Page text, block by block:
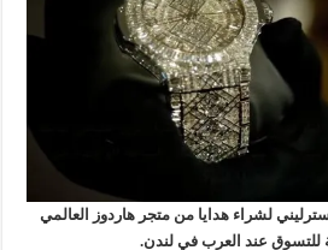
جنيه إسترليني لشراء هدايا من متجر هاردوز العالمي
للتسوق عند العرب في لندن.